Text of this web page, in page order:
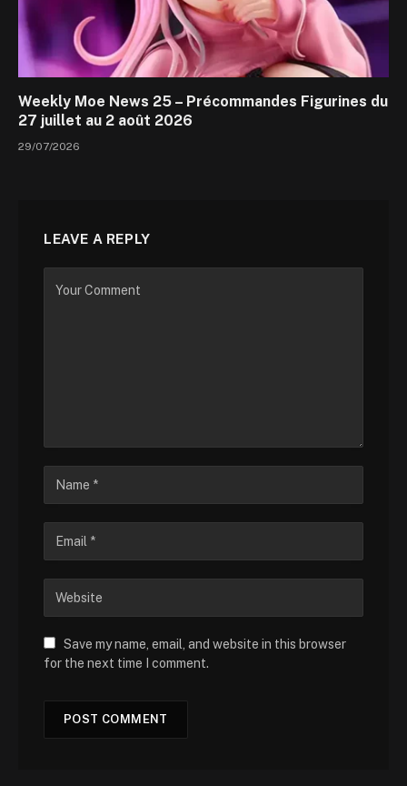
Weekly Moe News 25 – Précommandes Figurines du
27 juillet au 2 août 2026
29/07/2026
LEAVE A REPLY
Save my name, email, and website in this browser
for the next time I comment.